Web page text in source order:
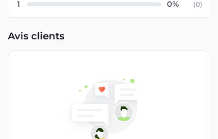
1 (0)
Avis clients